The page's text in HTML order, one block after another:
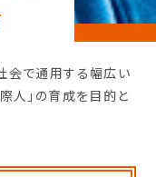
会で通用する幅広い
人」の育成を目的と